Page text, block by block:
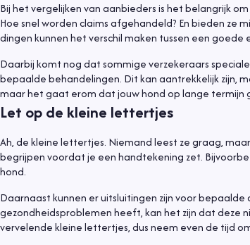
Bij het vergelijken van aanbieders is het belangrijk
Hoe snel worden claims afgehandeld? En bieden ze
dingen kunnen het verschil maken tussen een goede
Daarbij komt nog dat sommige verzekeraars
bepaalde behandelingen. Dit kan aantrekkelijk zijn,
maar het gaat erom dat jouw hond op lange termijn
Let op de kleine lettertjes
Ah, de kleine lettertjes. Niemand leest ze graag,
begrijpen voordat je een handtekening zet.
hond.
Daarnaast kunnen er uitsluitingen zijn voor
gezondheidsproblemen heeft, kan het zijn dat deze
vervelende kleine lettertjes, dus neem even de tijd